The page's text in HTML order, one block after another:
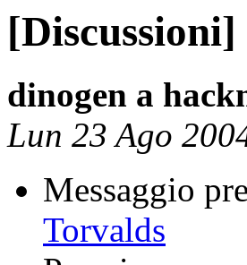
dinogen a
Lun 23 Ago
Messaggio
Torvalds